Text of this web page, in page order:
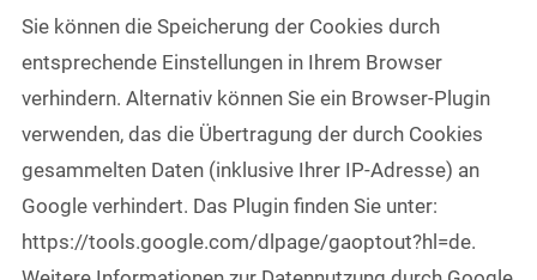
Sie können die Speicherung der Cookies durch
entsprechende Einstellungen in Ihrem Browser
verhindern. Alternativ können Sie ein Browser-Plugin
verwenden, das die Übertragung der durch Cookies
gesammelten Daten (inklusive Ihrer IP-Adresse) an
Google verhindert. Das Plugin finden Sie unter:
https://tools.google.com/dlpage/gaoptout?hl=de.